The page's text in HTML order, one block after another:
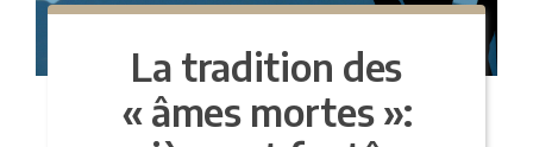
La tradition des
« âmes mortes »: